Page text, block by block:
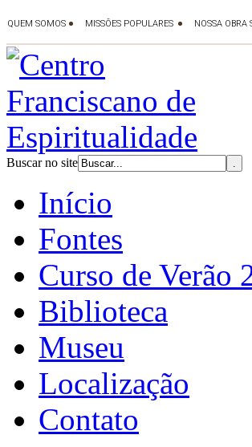
Buscar no site
Início
Fontes
Curso de Verão
Biblioteca
Museu
Localização
Contato